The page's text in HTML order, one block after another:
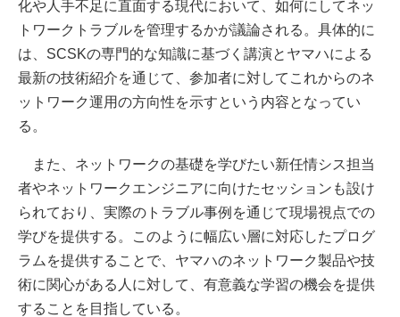
化や人手不足に直面する現代において、如何にしてネッ
トワークトラブルを管理するかが議論される。具体的に
は、SCSKの専門的な知識に基づく講演とヤマハによる
最新の技術紹介を通じて、参加者に対してこれからのネ
ットワーク運用の方向性を示すという内容となってい
る。
また、ネットワークの基礎を学びたい新任情シス担当
者やネットワークエンジニアに向けたセッションも設け
られており、実際のトラブル事例を通じて現場視点での
学びを提供する。このように幅広い層に対応したプログ
ラムを提供することで、ヤマハのネットワーク製品や技
術に関心がある人に対して、有意義な学習の機会を提供
することを目指している。